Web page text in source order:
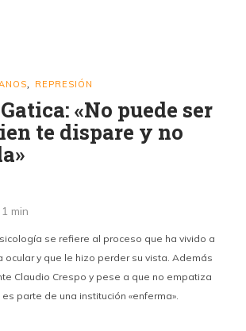
REPRESIÓN
«No puede ser
te dispare y no
1 min
se refiere al proceso que ha vivido a
ocular y que le hizo perder su vista. Además
Claudio Crespo y pese a que no empatiza
parte de una institución «enferma».